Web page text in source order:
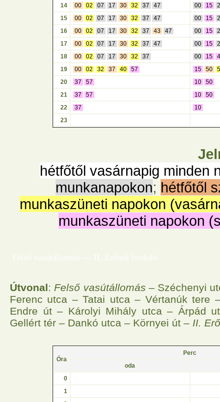
14
00 02 07 17 30 32 37 47 00 15
15
00 02 07 17 30 32 37 47 00 15
16
00 02 07 17 30 32 37 43 47 00 15
17
00 02 07 17 30 32 37 47 00 15
18
00 02 07 17 30 32 37 00 15
19
00 02 32 37 40 57 15 50
20
37 57 10
50
21
37 57 10
50
22
37
10
23
hétfőtől vasárnapig minden
munkanapokon; hétfőtől
munkaszüneti napokon
munkaszüneti napokon
Útvonal: Felső vasútállomás – Széchenyi
Ferenc utca – Tatai utca – Vértanúk tere
Endre út – Károlyi Mihály utca – Árpád
Gellért tér – Dankó utca – Környei út – II.
Óra
Perc
oda
0
1